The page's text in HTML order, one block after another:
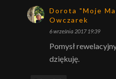
Dorota "Moje
Owczarek
6 września 2017 19:39
Pomysł
dziękuję.